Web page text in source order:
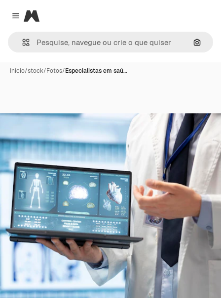
Close menu
Magnific
Início/stock/Fotos/Especialistas em saú…